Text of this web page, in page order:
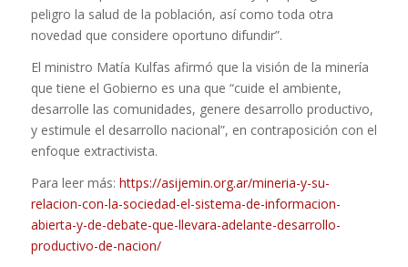
peligro la salud de la población, así como toda otra
novedad que considere oportuno difundir”.
El ministro Matía Kulfas afirmó que la visión de la minería
que tiene el Gobierno es una que “cuide el ambiente,
desarrolle las comunidades, genere desarrollo productivo,
y estimule el desarrollo nacional”, en contraposición con el
enfoque extractivista.
Para leer más: https://asijemin.org.ar/mineria-y-su-
relacion-con-la-sociedad-el-sistema-de-informacion-
abierta-y-de-debate-que-llevara-adelante-desarrollo-
productivo-de-nacion/